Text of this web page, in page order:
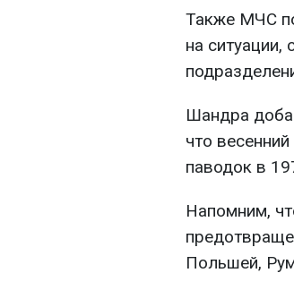
Также МЧС
на ситуации,
Шандра
что
паводок в
Напомним,
Польшей,